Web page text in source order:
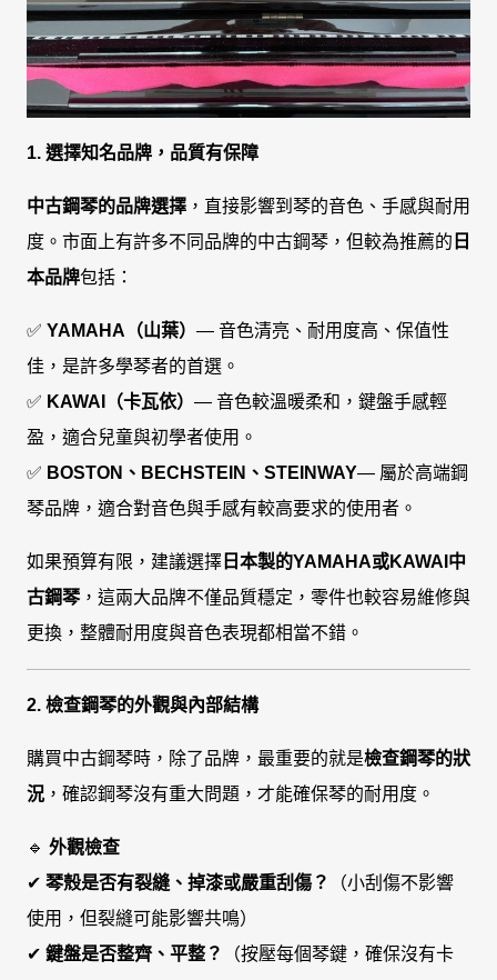
1. 選擇知名品牌，品質有保障
中古鋼琴的品牌選擇 ，直接影響到琴的音色、手感與耐用
度。市面上有許多不同品牌的中古鋼琴，但較為推薦的 日
本品牌包括：
✅ YAMAHA（山葉） — 音色清亮、耐用度高、保值性
佳，是許多學琴者的首選。
✅ KAWAI（卡瓦依） — 音色較溫暖柔和，鍵盤手感輕
盈，適合兒童與初學者使用。
✅ BOSTON、BECHSTEIN、STEINWAY— 屬於高端鋼
琴品牌，適合對音色與手感有較高要求的使用者。
如果預算有限，建議選擇 日本製的YAMAHA或KAWAI中
古鋼琴，這兩大品牌不僅品質穩定，零件也較容易維修與
更換，整體耐用度與音色表現都相當不錯。
2. 檢查鋼琴的外觀與內部結構
購買中古鋼琴時，除了品牌，最重要的就是檢查鋼琴的狀
況 ，確認鋼琴沒有重大問題，才能確保琴的耐用度。
🔹 外觀檢查
✔ 琴殼是否有裂縫、掉漆或嚴重刮傷？
（小刮傷不影響
使用，但裂縫可能影響共鳴）
✔ 鍵盤是否整齊、平整？ （按壓每個琴鍵，確保沒有卡